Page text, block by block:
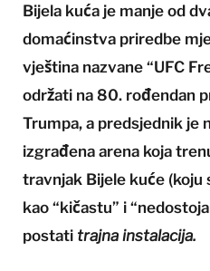
Bijela kuća je manje od
domaćinstva priredbe
vještina nazvane “UFC
održati na 80. rođendan
Trumpa, a predsjednik je
izgrađena arena koja
travnjak Bijele kuće (koju
kao “kičastu” i
postati trajna instalacija.